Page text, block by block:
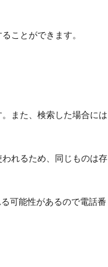
ことができます。
また、検索した場合には
れるため、同じものは存
可能性があるので電話番